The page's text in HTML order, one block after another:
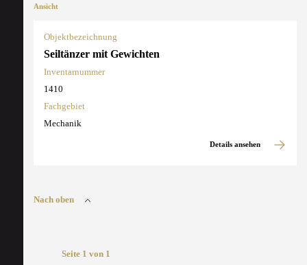
Ansicht
Objektbezeichnung
Seiltänzer mit Gewichten
Inventarnummer
1410
Fachgebiet
Mechanik
Details ansehen
Nach oben
Seite 1 von 1